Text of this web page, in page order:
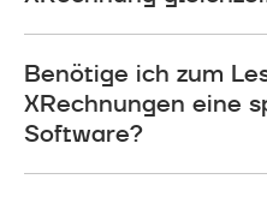
Kundenwunsch beide
2.1.1 mit dem Profil
Rechnungen, die beiden
unterschiedliche
Benötige ich zum
XRechnungen eine
Software?